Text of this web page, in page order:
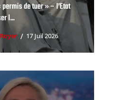
de tuer » – l’Etat
l...
17 Juil 2026